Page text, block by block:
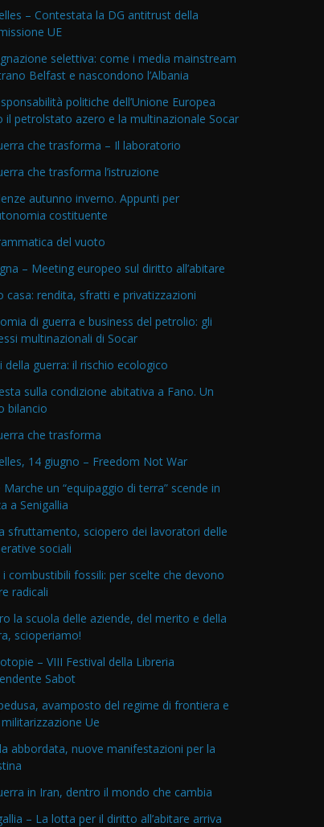
– Contestata la DG antitrust della
UE
selettiva: come i media mainstream
Belfast e nascondono l’Albania
politiche dell’Unione Europea
il petrolstato azero e la multinazionale Socar
che trasforma – Il laboratorio
che trasforma l’istruzione
autunno inverno. Appunti per
costituente
del vuoto
– Meeting europeo sul diritto all’abitare
casa: rendita, sfratti e privatizzazioni
di guerra e business del petrolio: gli
multinazionali di Socar
della guerra: il rischio ecologico
sulla condizione abitativa a Fano. Un
bilancio
che trasforma
14 giugno – Freedom Not War
Marche un “equipaggio di terra” scende in
a Senigallia
sfruttamento, sciopero dei lavoratori delle
sociali
i combustibili fossili: per scelte che devono
radicali
la scuola delle aziende, del merito e della
scioperiamo!
– VIII Festival della Libreria
Sabot
avamposto del regime di frontiera e
Ue
abbordata, nuove manifestazioni per la
in Iran, dentro il mondo che cambia
– La lotta per il diritto all’abitare arriva